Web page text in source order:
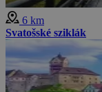
6 km
Svatošské sziklák